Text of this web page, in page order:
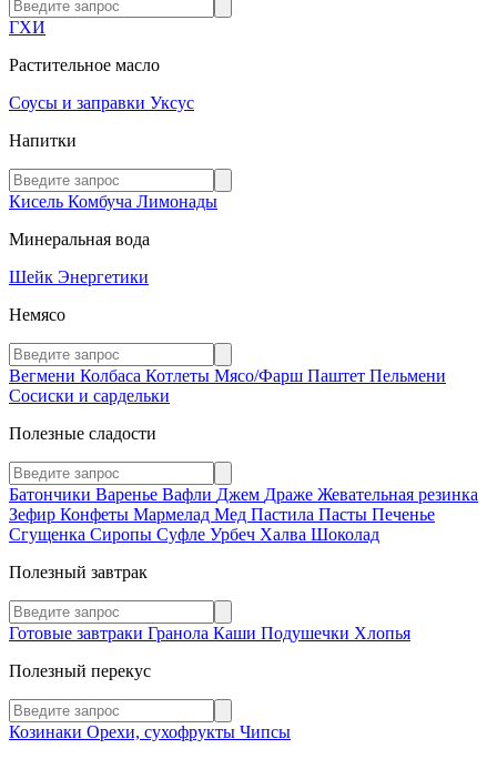
ГХИ
Растительное масло
Соусы и заправки Уксус
Напитки
Кисель Комбуча Лимонады
Минеральная вода
Шейк Энергетики
Немясо
Вегмени Колбаса Котлеты Мясо/Фарш Паштет Пельмени
Сосиски и сардельки
Полезные сладости
Батончики Варенье Вафли Джем Драже Жевательная резинка
Зефир Конфеты Мармелад Мед Пастила Пасты Печенье
Сгущенка Сиропы Суфле Урбеч Халва Шоколад
Полезный завтрак
Готовые завтраки Гранола Каши Подушечки Хлопья
Полезный перекус
Козинаки Орехи, сухофрукты Чипсы